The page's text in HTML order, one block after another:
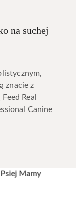
na suchej
znacie z
Real
Canine